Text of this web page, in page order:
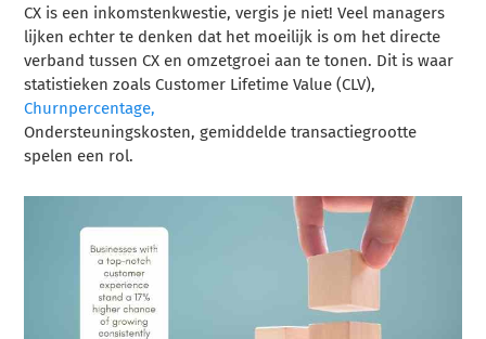
CX is een inkomstenkwestie, vergis je niet! Veel managers
lijken echter te denken dat het moeilijk is om het directe
verband tussen CX en omzetgroei aan te tonen. Dit is waar
statistieken zoals Customer Lifetime Value (CLV),
Churnpercentage,
Ondersteuningskosten, gemiddelde transactiegrootte
spelen een rol.